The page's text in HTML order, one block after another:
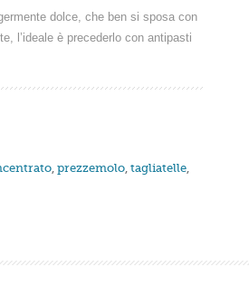
dolce, che ben si sposa con
l’ideale è precederlo con antipasti
, prezzemolo, tagliatelle,